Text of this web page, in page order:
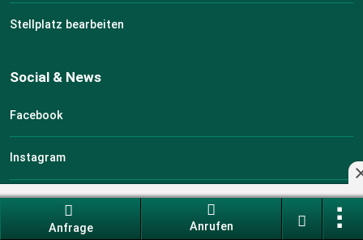
Anfrage Anrufen
Stellplatz bearbeiten
Social & News
Facebook
Instagram
Newsletter